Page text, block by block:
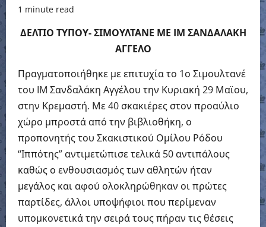
1 minute read
ΔΕΛΤΙΟ ΤΥΠΟΥ- ΣΙΜΟΥΛΤΑΝΕ ΜΕ IM ΣΑΝΔΑΛΑΚΗ
ΑΓΓΕΛΟ
Πραγματοποιήθηκε με επιτυχία το 1ο Σιμουλτανέ
του IM Σανδαλάκη Αγγέλου την Κυριακή 29 Μαϊου,
στην Κρεμαστή. Με 40 σκακιέρες στον προαύλιο
χώρο μπροστά από την βιβλιοθήκη, ο
προπονητής του Σκακιστικού Ομίλου Ρόδου
“Ιππότης” αντιμετώπισε τελικά 50 αντιπάλους
καθώς ο ενθουσιασμός των αθλητών ήταν
μεγάλος και αφού ολοκληρώθηκαν οι πρώτες
παρτίδες, άλλοι υποψήφιοι που περίμεναν
υπομκονετικά την σειρά τους πήραν τις θέσεις